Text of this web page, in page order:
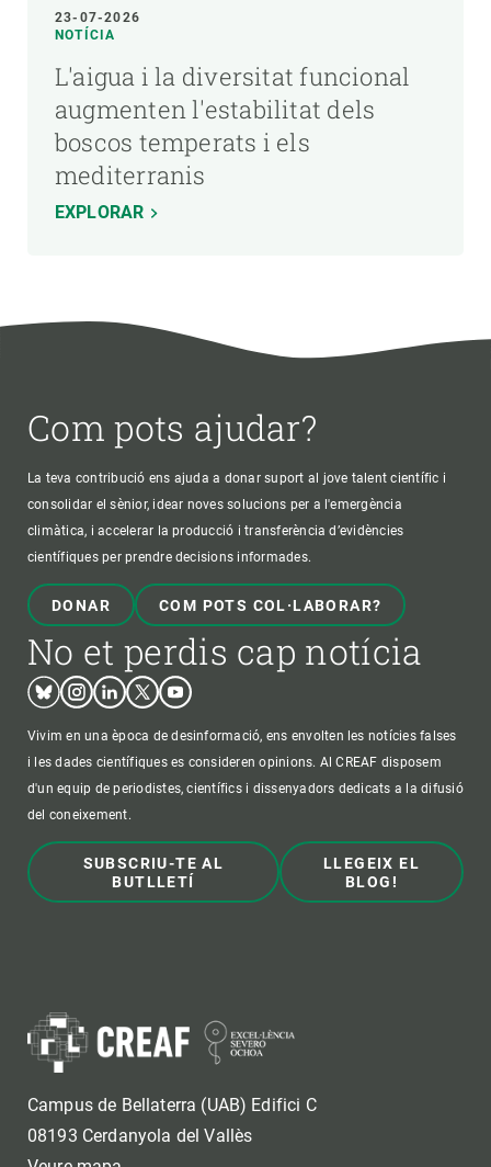
23-07-2026
NOTÍCIA
L'aigua i la diversitat funcional
augmenten l'estabilitat dels
boscos temperats i els
mediterranis
EXPLORAR
Com pots ajudar?
La teva contribució ens ajuda a donar suport al jove talent científic i
consolidar el sènior, idear noves solucions per a l'emergència
climàtica, i accelerar la producció i transferència d’evidències
científiques per prendre decisions informades.
DONAR COM POTS COL·LABORAR?
No et perdis cap notícia
BlueskyInstagram
LinkedinTwitterYoutube
Vivim en una època de desinformació, ens envolten les notícies falses
i les dades científiques es consideren opinions. Al CREAF disposem
d'un equip de periodistes, científics i dissenyadors dedicats a la difusió
del coneixement.
SUBSCRIU-TE AL
BUTLLETÍ
LLEGEIX EL
BLOG!
Campus de Bellaterra (UAB) Edifici C
08193 Cerdanyola del Vallès